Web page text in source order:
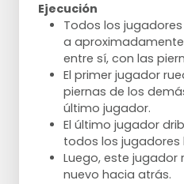
Ejecución
Todos los
a
entre sí, con las
El primer jugador
piernas de los
último jugador.
El último jugador
todos los jugadores
Luego, este jugador
nuevo hacia atrás.